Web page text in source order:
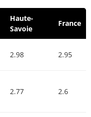
Haute-
Savoie
France
2.98 2.95
2.77 2.6